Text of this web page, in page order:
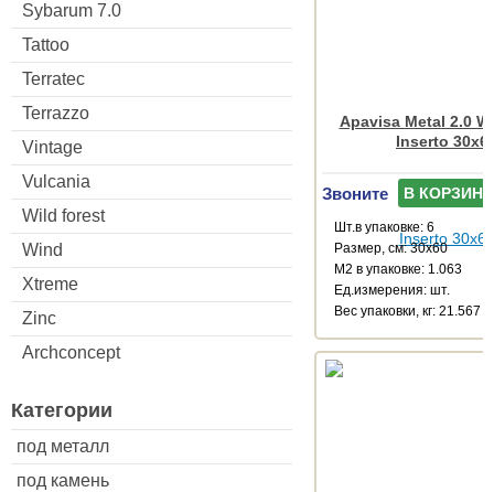
Sybarum 7.0
Tattoo
Terratec
Terrazzo
Vintage
Vulcania
Wild forest
Wind
Xtreme
Zinc
Archconcept
Категории
под металл
под камень
Apavisa Metal 2.0
Inserto
Звоните В КОРЗИНУ
Шт.в упаковке: 6
Размер, см: 30x60
М2 в упаковке: 1.063
Ед.измерения: шт.
Веc упаковки, кг: 21.567